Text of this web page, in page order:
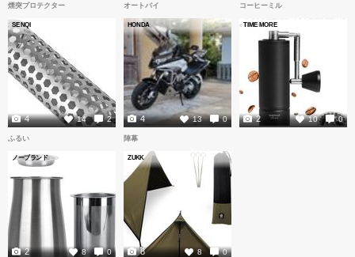
煙突プロテクター
SENQI
14 2
4
オートバイ
HONDA
13 0
4
コーヒーミル
TIME MORE
10 0
2
ふるい
ノーブランド
8 0
2
陣幕
ZUKK
8 0
8